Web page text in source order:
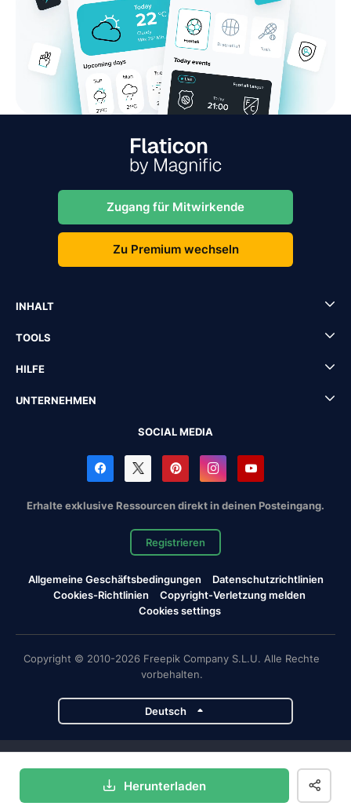
Herunterladen
Zugang für Mitwirkende
Zu Premium wechseln
INHALT
TOOLS
HILFE
UNTERNEHMEN
SOCIAL MEDIA
Erhalte exklusive Ressourcen direkt in deinen Posteingang.
Registrieren
Allgemeine Geschäftsbedingungen
Datenschutzrichtlinien
Cookies-Richtlinien
Copyright-Verletzung melden
Cookies settings
Copyright © 2010-2026 Freepik Company S.L.U. Alle Rechte
vorbehalten.
Deutsch
Magnific Flaticon